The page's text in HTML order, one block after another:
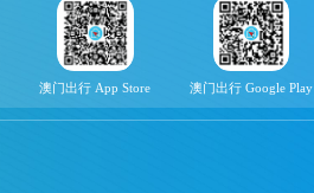
澳门出行 App Store 澳门出行 Google Play